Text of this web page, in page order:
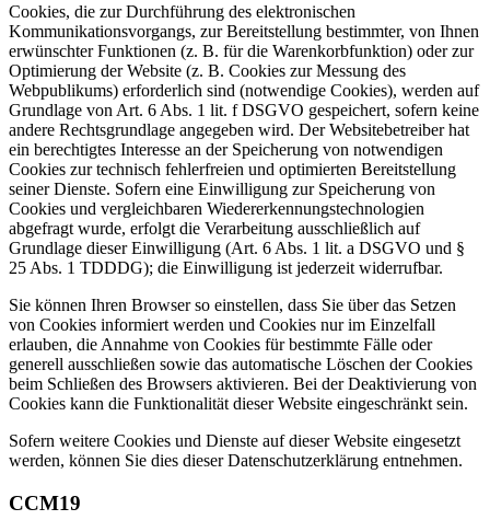
Cookies, die zur Durchführung des elektronischen
Kommunikationsvorgangs, zur Bereitstellung bestimmter, von Ihnen
erwünschter Funktionen (z. B. für die Warenkorbfunktion) oder zur
Optimierung der Website (z. B. Cookies zur Messung des
Webpublikums) erforderlich sind (notwendige Cookies), werden auf
Grundlage von Art. 6 Abs. 1 lit. f DSGVO gespeichert, sofern keine
andere Rechtsgrundlage angegeben wird. Der Websitebetreiber hat
ein berechtigtes Interesse an der Speicherung von notwendigen
Cookies zur technisch fehlerfreien und optimierten Bereitstellung
seiner Dienste. Sofern eine Einwilligung zur Speicherung von
Cookies und vergleichbaren Wiedererkennungstechnologien
abgefragt wurde, erfolgt die Verarbeitung ausschließlich auf
Grundlage dieser Einwilligung (Art. 6 Abs. 1 lit. a DSGVO und §
25 Abs. 1 TDDDG); die Einwilligung ist jederzeit widerrufbar.
Sie können Ihren Browser so einstellen, dass Sie über das Setzen
von Cookies informiert werden und Cookies nur im Einzelfall
erlauben, die Annahme von Cookies für bestimmte Fälle oder
generell ausschließen sowie das automatische Löschen der Cookies
beim Schließen des Browsers aktivieren. Bei der Deaktivierung von
Cookies kann die Funktionalität dieser Website eingeschränkt sein.
Sofern weitere Cookies und Dienste auf dieser Website eingesetzt
werden, können Sie dies dieser Datenschutzerklärung entnehmen.
CCM19